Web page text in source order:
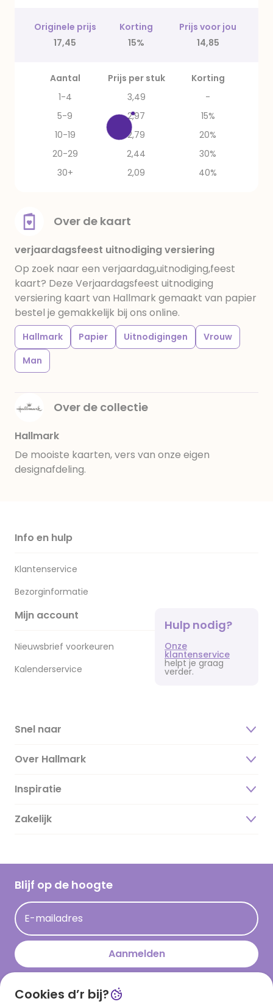
Originele prijs Korting
Prijs voor jou
17,45
15% 14,85
Aantal Prijs per stuk
Korting
1-4
3,49
-
5-9
2,97
15%
10-19
2,79
20%
20-29
2,44
30%
30+
2,09 40%
Over de kaart
verjaardagsfeest uitnodiging versiering
Op zoek naar een verjaardag,uitnodiging,feest
kaart? Deze Verjaardagsfeest uitnodiging
versiering kaart van Hallmark gemaakt van papier
bestel je gemakkelijk bij ons online.
Hallmark Papier Uitnodigingen
Vrouw
Man
Over de collectie
Hallmark
De mooiste kaarten, vers van onze eigen
designafdeling.
Info en hulp
Klantenservice
Bezorginformatie
Mijn account
Nieuwsbrief voorkeuren
Kalenderservice
Hulp nodig?
Onze
klantenservice
helpt je graag
verder.
Snel naar
Over Hallmark
Over ons
Duurzaamheid
Hallmark Kaartclub
Acties
Persberichten
Hallmark en Kinderpostzegels
Inspiratie
Magazine
Cadeau inspiratie
Kaartinspiratie
Zakelijk
Blijf op de hoogte
E-mailadres
Aanmelden
Download onze app
Cookies d’r bij?